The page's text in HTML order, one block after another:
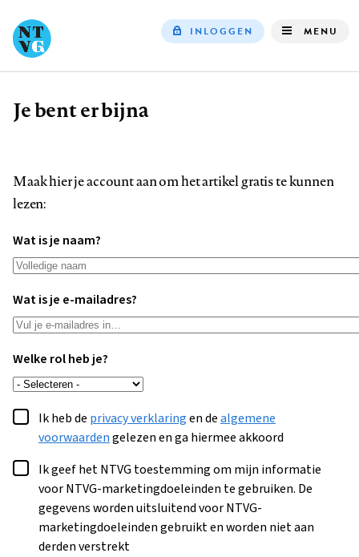
INLOGGEN MENU
Kruimelpad
Je bent er bijna
Maak hier je account aan om het artikel gratis te kunnen
lezen:
Wat is je naam?
Wat is je e-mailadres?
Welke rol heb je?
Ik heb de privacy verklaringen dealgemene
voorwaardengelezen en ga hiermee akkoord
Ik geef het NTVG toestemming om mijn informatie
voor NTVG-marketingdoeleinden te gebruiken. De
gegevens worden uitsluitend voor NTVG-
marketingdoeleinden gebruikt en worden niet aan
derden verstrekt